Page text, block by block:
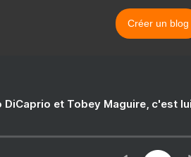
Créer un blog
DiCaprio et Tobey Maguire, c'est